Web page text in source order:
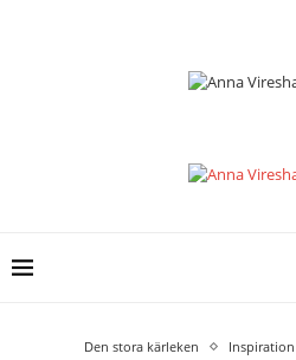
Den stora kärleken